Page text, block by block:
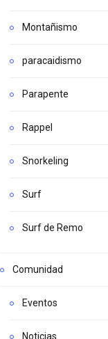
Montañismo
paracaidismo
Parapente
Rappel
Snorkeling
Surf
Surf de Remo
Comunidad
Eventos
Noticias